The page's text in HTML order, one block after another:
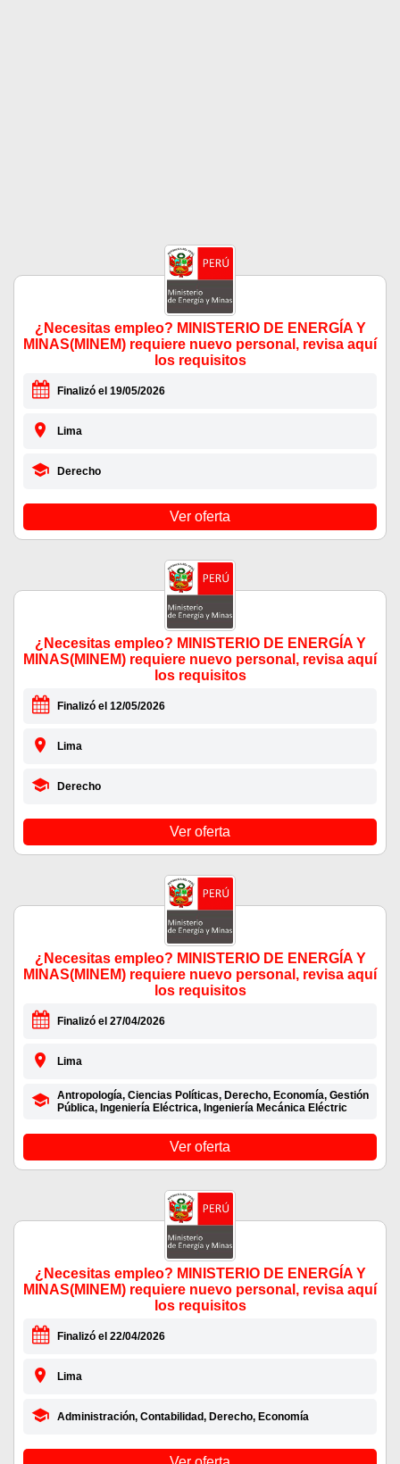
¿Necesitas empleo? MINISTERIO DE ENERGÍA Y
MINAS(MINEM) requiere nuevo personal, revisa aquí
los requisitos
Finalizó el 19/05/2026
Lima
Derecho
Ver oferta
¿Necesitas empleo? MINISTERIO DE ENERGÍA Y
MINAS(MINEM) requiere nuevo personal, revisa aquí
los requisitos
Finalizó el 12/05/2026
Lima
Derecho
Ver oferta
¿Necesitas empleo? MINISTERIO DE ENERGÍA Y
MINAS(MINEM) requiere nuevo personal, revisa aquí
los requisitos
Finalizó el 27/04/2026
Lima
Antropología, Ciencias Políticas, Derecho, Economía, Gestión
Pública, Ingeniería Eléctrica, Ingeniería Mecánica Eléctric
Ver oferta
¿Necesitas empleo? MINISTERIO DE ENERGÍA Y
MINAS(MINEM) requiere nuevo personal, revisa aquí
los requisitos
Finalizó el 22/04/2026
Lima
Administración, Contabilidad, Derecho, Economía